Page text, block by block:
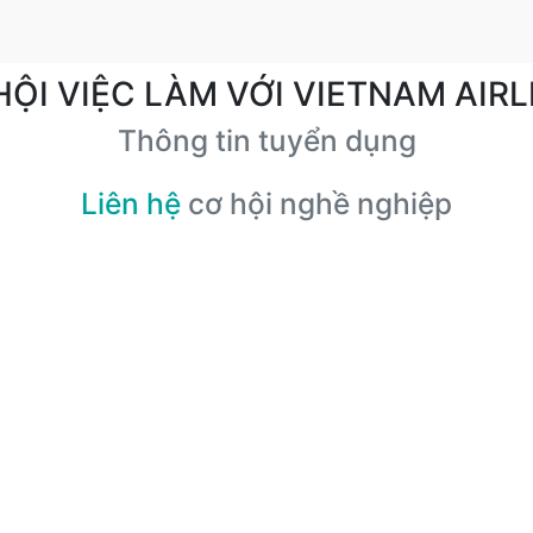
VIỆC LÀM VỚI VIETNAM
Thông tin tuyển dụng
Liên hệ cơ hội nghề nghiệp